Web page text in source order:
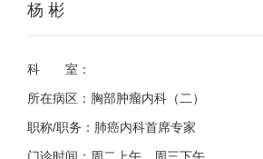
杨 彬
科 室：
所在病区： 胸部肿瘤内科（二）
职称/职务： 肺癌内科首席专家